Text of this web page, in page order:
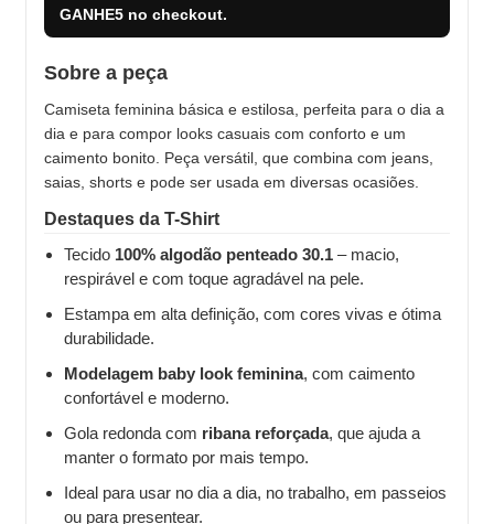
GANHE5 no checkout.
Sobre a peça
Camiseta feminina básica e estilosa, perfeita para o dia a
dia e para compor looks casuais com conforto e um
caimento bonito. Peça versátil, que combina com jeans,
saias, shorts e pode ser usada em diversas ocasiões.
Destaques da T-Shirt
Tecido 100% algodão penteado 30.1 – macio,
respirável e com toque agradável na pele.
Estampa em alta definição, com cores vivas e ótima
durabilidade.
Modelagem baby look feminina, com caimento
confortável e moderno.
Gola redonda com ribana reforçada, que ajuda a
manter o formato por mais tempo.
Ideal para usar no dia a dia, no trabalho, em passeios
ou para presentear.